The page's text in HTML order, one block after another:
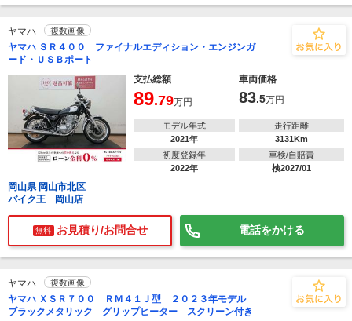
ヤマハ 複数画像
ヤマハ ＳＲ４００ ファイナルエディション・エンジンガ
ード・ＵＳＢポート
支払総額
車両価格
89.79万円 83.5万円
モデル年式
2021年
走行距離
3131Km
初度登録年
2022年
車検/自賠責
検2027/01
岡山県 岡山市北区
バイク王 岡山店
無料 お見積り/お問合せ 電話をかける
ヤマハ 複数画像
ヤマハ ＸＳＲ７００ ＲＭ４１Ｊ型 ２０２３年モデル
ブラックメタリック グリップヒーター スクリーン付き